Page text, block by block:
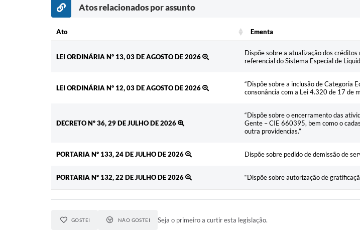
Atos relacionados por assunto
Ato Ementa
LEI ORDINÁRIA Nº 13, 03 DE AGOSTO DE 2026
Dispõe sobre a atualização dos
referencial do Sistema Especial de
LEI ORDINÁRIA Nº 12, 03 DE AGOSTO DE 2026
“Dispõe sobre a inclusão de Categoria
consonância com a Lei 4.320 de 17 de
DECRETO Nº 36, 29 DE JULHO DE 2026
“Dispõe sobre o encerramento das
Gente – CIE 660395, bem como o
outra providencias.”
PORTARIA Nº 133, 24 DE JULHO DE 2026 Dispõe sobre pedido de demissão de
PORTARIA Nº 132, 22 DE JULHO DE 2026 “Dispõe sobre autorização de
GOSTEI NÃO GOSTEI Seja o primeiro a curtir esta legislação.